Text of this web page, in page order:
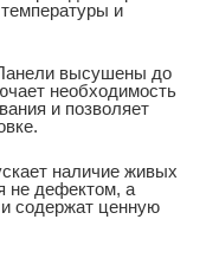
и
высушены до
необходимость
и позволяет
наличие живых
не дефектом, а
содержат ценную